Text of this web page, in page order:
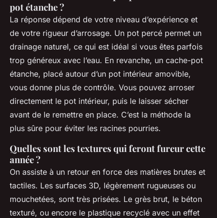
pot étanche ?
La réponse dépend de votre niveau d’expérience et
de votre rigueur d’arrosage. Un pot percé permet un
drainage naturel, ce qui est idéal si vous êtes parfois
trop généreux avec l’eau. En revanche, un cache-pot
étanche, placé autour d’un pot intérieur amovible,
vous donne plus de contrôle. Vous pouvez arroser
directement le pot intérieur, puis le laisser sécher
avant de le remettre en place. C’est la méthode la
plus sûre pour éviter les racines pourries.
Quelles sont les textures qui feront fureur cette
année ?
On assiste à un retour en force des matières brutes et
tactiles. Les surfaces 3D, légèrement rugueuses ou
mouchetées, sont très prisées. Le grès brut, le béton
texturé, ou encore le plastique recyclé avec un effet